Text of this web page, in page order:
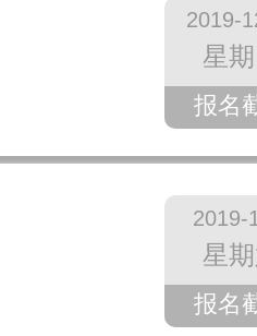
2019-
星期
报名
2019-
星
报名